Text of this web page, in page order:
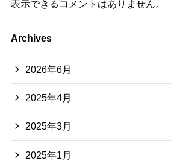
表示できるコメントはありません。
Archives
2026年6月
2025年4月
2025年3月
2025年1月